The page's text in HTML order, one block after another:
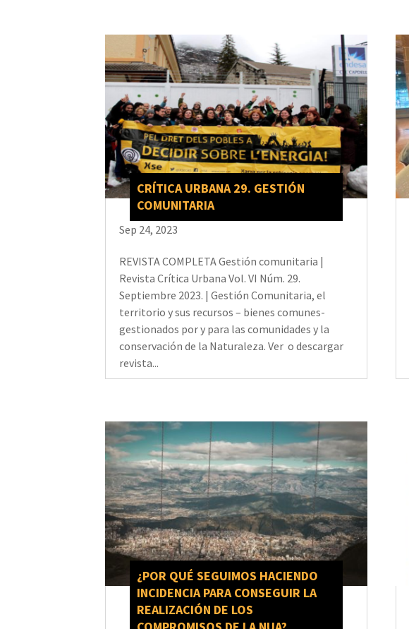
CRÍTICA URBANA 29. GESTIÓN
COMUNITARIA
Sep 24, 2023
REVISTA COMPLETA Gestión comunitaria |
Revista Crítica Urbana Vol. VI Núm. 29.
Septiembre 2023. | Gestión Comunitaria, el
territorio y sus recursos – bienes comunes-
gestionados por y para las comunidades y la
conservación de la Naturaleza. Ver o descargar
revista...
¿POR QUÉ SEGUIMOS HACIENDO
INCIDENCIA PARA CONSEGUIR LA
REALIZACIÓN DE LOS